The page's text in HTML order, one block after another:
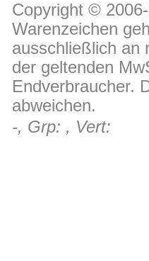
Copyright ©
Warenzeichen
ausschließlich an
der geltenden
Endverbraucher.
abweichen.
-, Grp: , Vert: